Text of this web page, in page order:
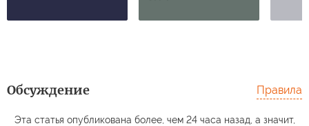
Обсуждение Правила
Эта статья опубликована более, чем 24 часа назад, а значит,